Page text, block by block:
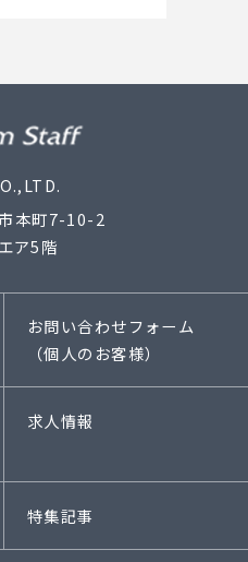
本町7-10-2
ア5階
お問い合わせフォーム
（個人のお客様）
求人情報
特集記事